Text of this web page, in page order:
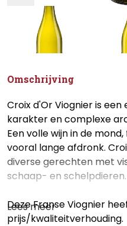
Omschrijving
Croix d'Or Viognier is
karakter en complexe
Een volle wijn in de
vooral lange afdronk.
diverse gerechten met
schaap- en schelpdieren.
Deze Franse Viognier
prijs/kwaliteitverhouding.
Lees meer